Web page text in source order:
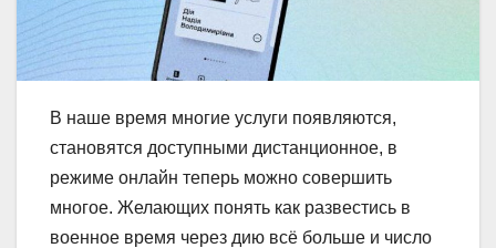
В наше время многие услуги появляются,
становятся доступными дистанционное, в
режиме онлайн теперь можно совершить
многое. Желающих понять как развестись в
военное время через дию всё больше и число